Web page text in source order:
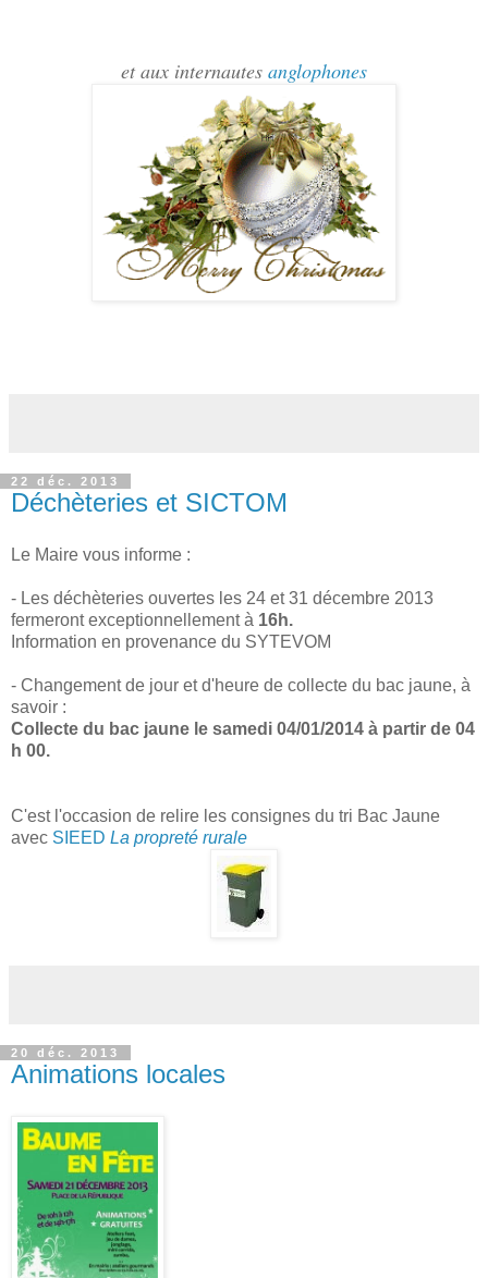
et aux internautes anglophones
22 déc. 2013
Déchèteries et SICTOM
Le Maire vous informe :
- Les déchèteries ouvertes les 24 et 31 décembre 2013
fermeront exceptionnellement à 16h.
Information en provenance du SYTEVOM
- Changement de jour et d'heure de collecte du bac jaune, à
savoir :
Collecte du bac jaune le samedi 04/01/2014 à partir de 04
h 00.
C'est l'occasion de relire les consignes du tri Bac Jaune
avec SIEED La propreté rurale
20 déc. 2013
Animations locales